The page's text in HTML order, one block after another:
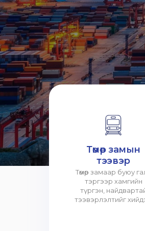
Төмөр замын
тээвэр
Төмөр замаар буюу
тэргээр хамгийн
түргэн,
тээвэрлэлтийг